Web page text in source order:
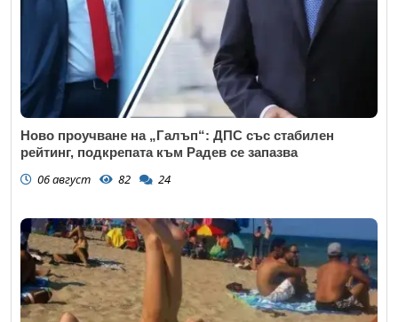
Ново проучване на „Галъп“: ДПС със стабилен
рейтинг, подкрепата към Радев се запазва
06 август 82 24